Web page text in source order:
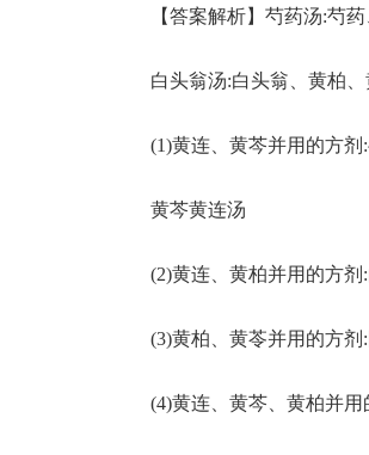
【答案解析】芍药汤:芍
白头翁汤:白头翁、黄柏
(1)黄连、黄芩并用的方
黄芩黄连汤
(2)黄连、黄柏并用的方
(3)黄柏、黄苓并用的方剂
(4)黄连、黄芩、黄柏并用